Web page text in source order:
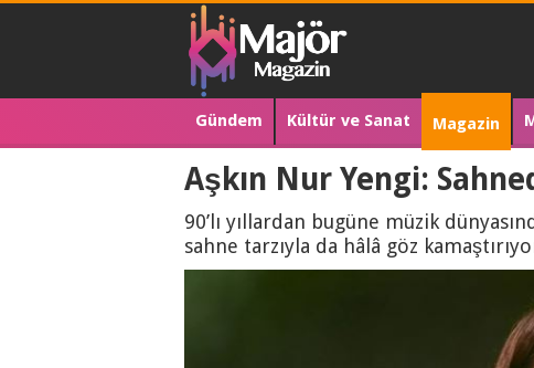
Gündem Kültür ve Sanat Magazin
Aşkın Nur Yengi:
90’lı yıllardan bugüne müzik
sahne tarzıyla da hâlâ göz